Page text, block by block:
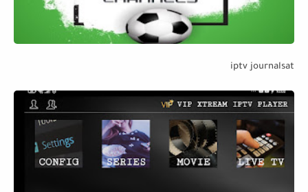
iptv journalsat